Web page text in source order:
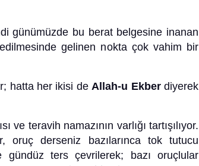
günümüzde bu berat belgesine inanan
gelinen nokta çok vahim bir
hatta her ikisi deAllah-u Ekberdiyerek
ve teravih namazının varlığı tartışılıyor.
oruç derseniz bazılarınca tok tutucu
gündüz ters çevrilerek; bazı oruçlular